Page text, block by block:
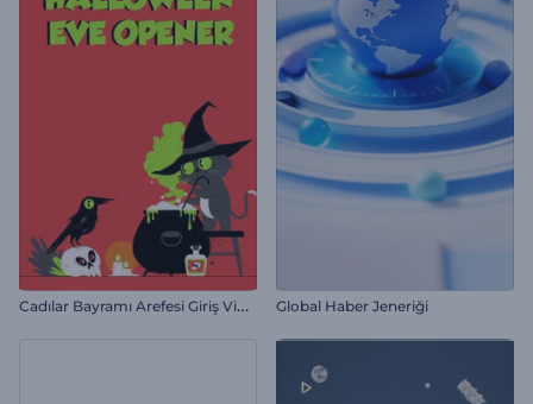
C
adılar Bayramı Arefesi Giriş Videosu Global Haber Jeneriği